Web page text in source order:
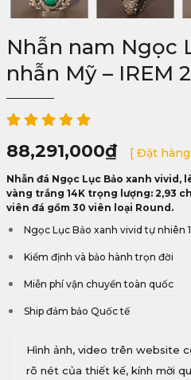
Nhẫn nam Ngọc
nhẫn Mỹ – IREM
88,291,000₫ [ Đặt hàng
Nhẫn đá Ngọc Lục Bảo xanh vivid,
vàng trắng 14K trọng lượng: 2,93
viên đá gồm 30 viên loại Round.
Ngọc Lục Bảo xanh vivid tự nhiên
Kiểm định và bảo hành trọn đời
Miễn phí vận chuyển toàn quốc
Ship đảm bảo Quốc tế
Hình ảnh, video trên website
rõ nét của thiết kế, kính mời